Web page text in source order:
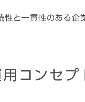
性と一貫性のある企
用コンセプ